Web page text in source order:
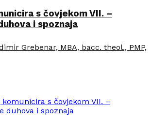
s čovjekom VII. –
i spoznaja
Grebenar, MBA, bacc. theol., PMP,